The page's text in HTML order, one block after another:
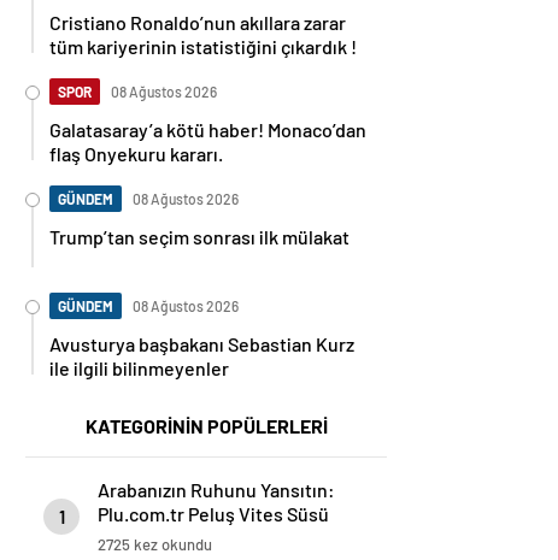
Cristiano Ronaldo’nun akıllara zarar
tüm kariyerinin istatistiğini çıkardık !
SPOR 08 Ağustos 2026
Galatasaray’a kötü haber! Monaco’dan
flaş Onyekuru kararı.
GÜNDEM 08 Ağustos 2026
Trump’tan seçim sonrası ilk mülakat
GÜNDEM 08 Ağustos 2026
Avusturya başbakanı Sebastian Kurz
ile ilgili bilinmeyenler
KATEGORİNİN POPÜLERLERİ
1
Arabanızın Ruhunu Yansıtın:
Plu.com.tr Peluş Vites Süsü
Modelleri
2725 kez okundu